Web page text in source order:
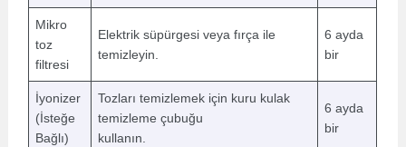
Mikro
toz
filtresi
Elektrik süpürgesi veya fırça ile
temizleyin.
6 ayda
bir
İyonizer
(İsteğe
Bağlı)
Tozları temizlemek için kuru kulak
temizleme çubuğu
kullanın.
6 ayda
bir